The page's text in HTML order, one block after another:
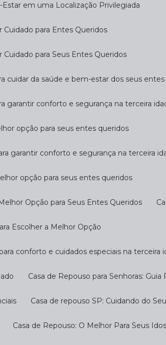
Estar em uma Localização Privilegiada
Cuidado para Entes Queridos
Cuidado para Seus Entes Queridos
cuidar da saúde e bem-estar dos seus
garantir conforto e segurança na terceira
opção para seus entes queridos
garantir conforto e segurança na terceira
opção para seus entes queridos
Opção para Seus Entes Queridos
Escolher a Melhor Opção
conforto e cuidados especiais na terceira
Casa de Repouso para Senhoras:
Casa de repouso SP: Cuidando do
Casa de Repouso: O Melhor Para Seus